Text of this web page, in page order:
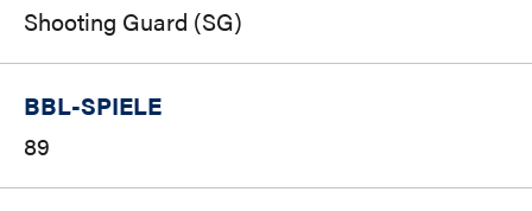
Shooting Guard (SG)
BBL-SPIELE
89